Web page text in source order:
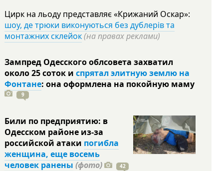
Цирк на льоду представляє «Крижаний Оскар»:
шоу, де трюки виконуються без дублерів та
монтажних склейок(на правах реклами)
Зампред Одесского облсовета захватил
около 25 соток и спрятал элитную землю на
Фонтане: она оформлена на покойную маму
9
Били по предприятию: в
Одесском районе из-за
российской атаки погибла
женщина, еще восемь
человек ранены (фото) 42